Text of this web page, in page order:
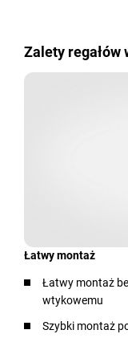
Zalety regałów
Łatwy montaż
Łatwy montaż
wtykowemu
Szybki montaż